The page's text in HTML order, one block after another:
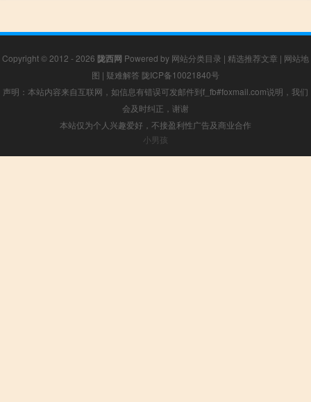
Copyright © 2012 - 2026 陇西网 Powered by 网站分类目录 | 精选推荐文章 | 网站地
图 | 疑难解答 陇ICP备10021840号
声明：本站内容来自互联网，如信息有错误可发邮件到f_fb#foxmail.com说明，我们
会及时纠正，谢谢
本站仅为个人兴趣爱好，不接盈利性广告及商业合作
小男孩